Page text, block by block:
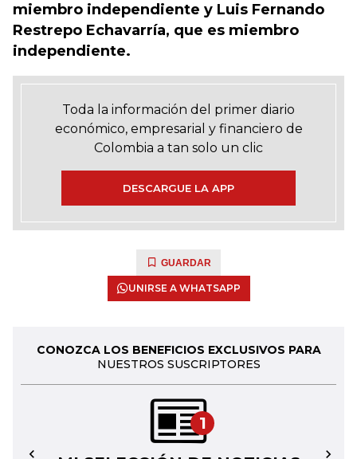
miembro independiente y Luis Fernando
Restrepo Echavarría, que es miembro
independiente.
Toda la información del primer diario
económico, empresarial y financiero de
Colombia a tan solo un clic
DESCARGUE LA APP
GUARDAR
UNIRSE A WHATSAPP
CONOZCA LOS BENEFICIOS EXCLUSIVOS PARA
NUESTROS SUSCRIPTORES
1